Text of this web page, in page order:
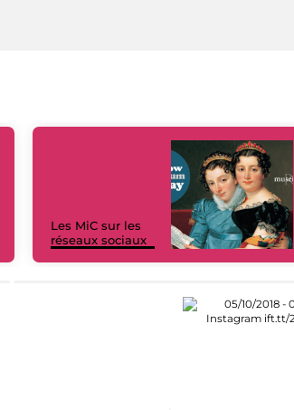
Les MiC sur les
réseaux sociaux